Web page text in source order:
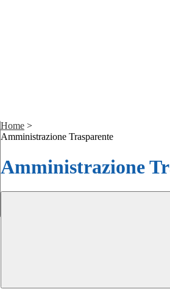
Home >
Amministrazione Trasparente
Amministrazione